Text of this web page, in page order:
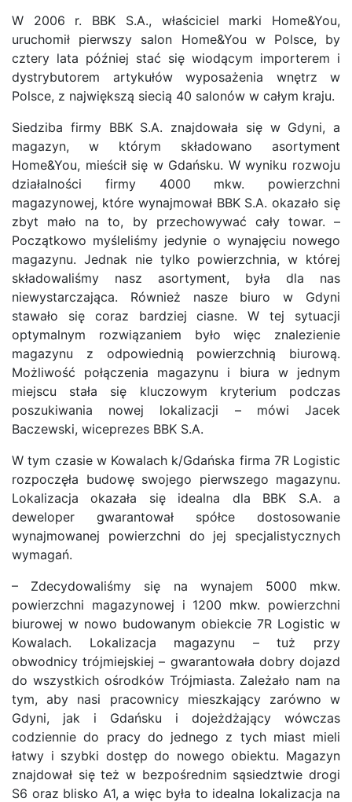
W 2006 r. BBK S.A., właściciel marki Home&You,
uruchomił pierwszy salon Home&You w Polsce, by
cztery lata później stać się wiodącym importerem i
dystrybutorem artykułów wyposażenia wnętrz w
Polsce, z największą siecią 40 salonów w całym kraju.
Siedziba firmy BBK S.A. znajdowała się w Gdyni, a
magazyn, w którym składowano asortyment
Home&You, mieścił się w Gdańsku. W wyniku rozwoju
działalności firmy 4000 mkw. powierzchni
magazynowej, które wynajmował BBK S.A. okazało się
zbyt mało na to, by przechowywać cały towar. –
Początkowo myśleliśmy jedynie o wynajęciu nowego
magazynu. Jednak nie tylko powierzchnia, w której
składowaliśmy nasz asortyment, była dla nas
niewystarczająca. Również nasze biuro w Gdyni
stawało się coraz bardziej ciasne. W tej sytuacji
optymalnym rozwiązaniem było więc znalezienie
magazynu z odpowiednią powierzchnią biurową.
Możliwość połączenia magazynu i biura w jednym
miejscu stała się kluczowym kryterium podczas
poszukiwania nowej lokalizacji – mówi Jacek
Baczewski, wiceprezes BBK S.A.
W tym czasie w Kowalach k/Gdańska firma 7R Logistic
rozpoczęła budowę swojego pierwszego magazynu.
Lokalizacja okazała się idealna dla BBK S.A. a
deweloper gwarantował spółce dostosowanie
wynajmowanej powierzchni do jej specjalistycznych
wymagań.
– Zdecydowaliśmy się na wynajem 5000 mkw.
powierzchni magazynowej i 1200 mkw. powierzchni
biurowej w nowo budowanym obiekcie 7R Logistic w
Kowalach. Lokalizacja magazynu – tuż przy
obwodnicy trójmiejskiej – gwarantowała dobry dojazd
do wszystkich ośrodków Trójmiasta. Zależało nam na
tym, aby nasi pracownicy mieszkający zarówno w
Gdyni, jak i Gdańsku i dojeżdżający wówczas
codziennie do pracy do jednego z tych miast mieli
łatwy i szybki dostęp do nowego obiektu. Magazyn
znajdował się też w bezpośrednim sąsiedztwie drogi
S6 oraz blisko A1, a więc była to idealna lokalizacja na